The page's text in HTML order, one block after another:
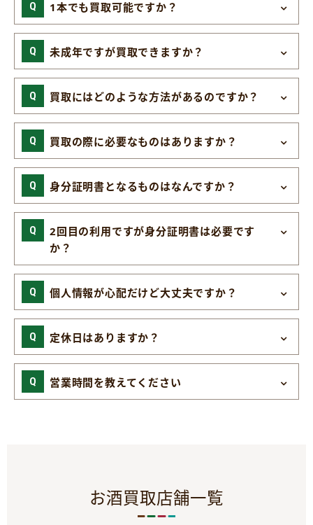
1本でも買取可能ですか？
未成年ですが買取できますか？
買取にはどのような方法があるのですか？
買取の際に必要なものはありますか？
身分証明書となるものはなんですか？
2回目の利用ですが身分証明書は必要です
か？
個人情報が心配だけど大丈夫ですか？
定休日はありますか？
営業時間を教えてください
お酒買取店舗一覧